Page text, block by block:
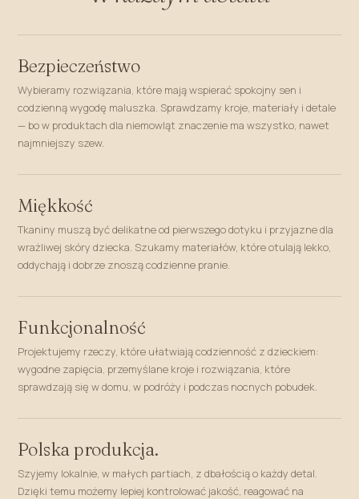
Bezpieczeństwo
Wybieramy rozwiązania, które mają wspierać spokojny sen i
codzienną wygodę maluszka. Sprawdzamy kroje, materiały i detale
— bo w produktach dla niemowląt znaczenie ma wszystko, nawet
najmniejszy szew.
Miękkość
Tkaniny muszą być delikatne od pierwszego dotyku i przyjazne dla
wrażliwej skóry dziecka. Szukamy materiałów, które otulają lekko,
oddychają i dobrze znoszą codzienne pranie.
Funkcjonalność
Projektujemy rzeczy, które ułatwiają codzienność z dzieckiem:
wygodne zapięcia, przemyślane kroje i rozwiązania, które
sprawdzają się w domu, w podróży i podczas nocnych pobudek.
Polska produkcja.
Szyjemy lokalnie, w małych partiach, z dbałością o każdy detal.
Dzięki temu możemy lepiej kontrolować jakość, reagować na